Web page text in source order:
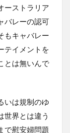
ーストラリア
バレーの認可
もキャバレー
テイメントを
とは無いんで
いは規制のゆ
世界とは違う
で慰安婦問題